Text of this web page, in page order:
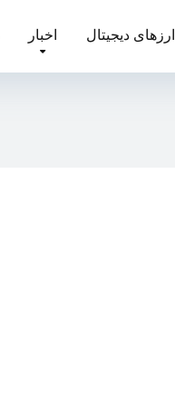
اخبار ارزهای دیجیتال